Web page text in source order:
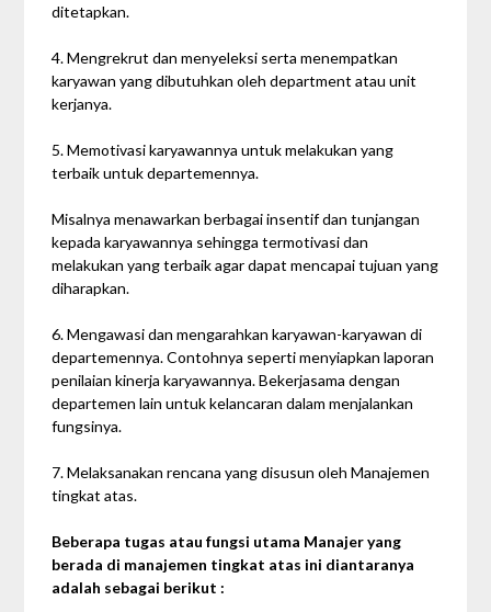
ditetapkan.
4. Mengrekrut dan menyeleksi serta menempatkan
karyawan yang dibutuhkan oleh department atau unit
kerjanya.
5. Memotivasi karyawannya untuk melakukan yang
terbaik untuk departemennya.
Misalnya menawarkan berbagai insentif dan tunjangan
kepada karyawannya sehingga termotivasi dan
melakukan yang terbaik agar dapat mencapai tujuan yang
diharapkan.
6. Mengawasi dan mengarahkan karyawan-karyawan di
departemennya. Contohnya seperti menyiapkan laporan
penilaian kinerja karyawannya. Bekerjasama dengan
departemen lain untuk kelancaran dalam menjalankan
fungsinya.
7. Melaksanakan rencana yang disusun oleh Manajemen
tingkat atas.
Beberapa tugas atau fungsi utama Manajer yang
berada di manajemen tingkat atas ini diantaranya
adalah sebagai berikut :